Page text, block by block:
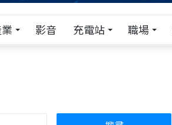
影音 充電站 職場